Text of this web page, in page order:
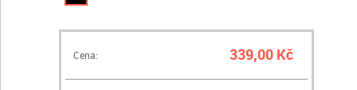
Cena: 339,00 Kč